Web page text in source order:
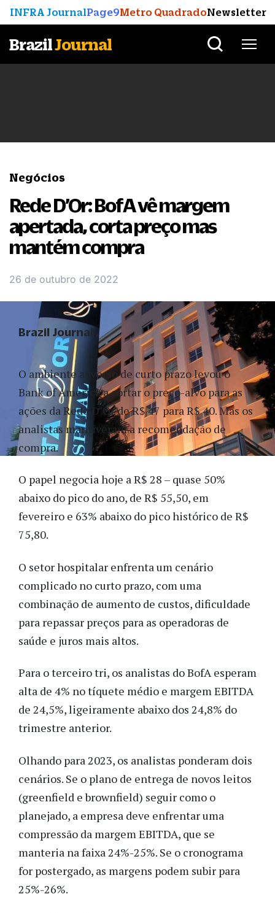
INFRA JournalPage9Metro QuadradoNewsletter
BrazilJournal
Negócios
Rede D’Or: BofA vê margem
apertada, corta preço mas
mantém compra
26 de outubro de 2022
O ambiente adverso de curto prazo levou o
Bank of America a cortar o preço-alvo para as
ações da Rede D’Or de R$ 47 para R$ 40. Mas os
analistas mantiveram a recomendação de
compra.
O papel negocia hoje a R$ 28 – quase 50%
abaixo do pico do ano, de R$ 55,50, em
fevereiro e 63% abaixo do pico histórico de R$
75,80.
O setor hospitalar enfrenta um cenário
complicado no curto prazo, com uma
combinação de aumento de custos, dificuldade
para repassar preços para as operadoras de
saúde e juros mais altos.
Para o terceiro tri, os analistas do BofA esperam
alta de 4% no tíquete médio e margem EBITDA
de 24,5%, ligeiramente abaixo dos 24,8% do
trimestre anterior.
Olhando para 2023, os analistas ponderam dois
cenários. Se o plano de entrega de novos leitos
(greenfield e brownfield) seguir como o
planejado, a empresa deve enfrentar uma
compressão da margem EBITDA, que se
manteria na faixa 24%-25%. Se o cronograma
for postergado, as margens podem subir para
25%-26%.
Brazil Journal